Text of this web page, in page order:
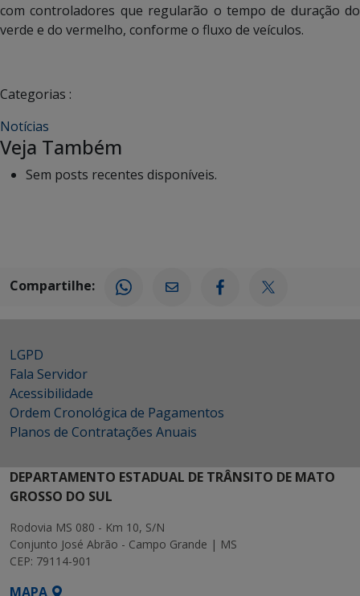
com controladores que regularão o tempo de duração do
verde e do vermelho, conforme o fluxo de veículos.
Categorias :
Notícias
Veja Também
Sem posts recentes disponíveis.
Compartilhe:
LGPD
Fala Servidor
Acessibilidade
Ordem Cronológica de Pagamentos
Planos de Contratações Anuais
DEPARTAMENTO ESTADUAL DE TRÂNSITO DE MATO
GROSSO DO SUL
Rodovia MS 080 - Km 10, S/N
Conjunto José Abrão - Campo Grande | MS
CEP: 79114-901
MAPA